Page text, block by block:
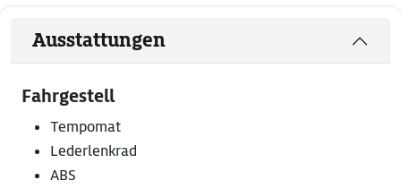
Ausstattungen
Fahrgestell
Tempomat
Lederlenkrad
ABS